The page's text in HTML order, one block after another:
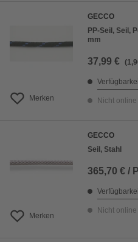
Merken
GECCO
PP-Seil, Seil,
mm
37,99 €
Nicht
Merken
GECCO
Seil, Stahl
365,70 € /
Nicht